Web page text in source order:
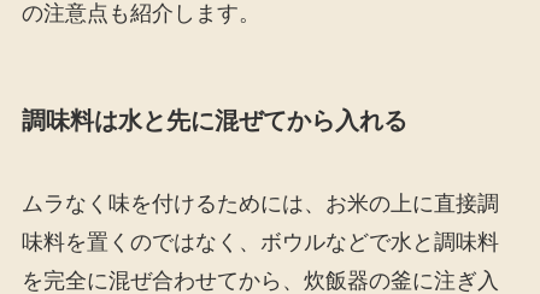
の注意点も紹介します。
調味料は水と先に混ぜてから入れる
ムラなく味を付けるためには、お米の上に直接調
味料を置くのではなく、ボウルなどで水と調味料
を完全に混ぜ合わせてから、炊飯器の釜に注ぎ入